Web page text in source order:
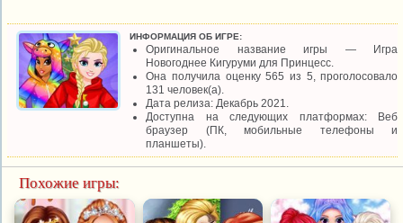
ИНФОРМАЦИЯ ОБ ИГРЕ:
Оригинальное название игры — Игра
Новогоднее Кигуруми для Принцесс.
Она получила оценку 565 из 5, проголосовало
131 человек(а).
Дата релиза: Декабрь 2021.
Доступна на следующих платформах: Веб
браузер (ПК, мобильные телефоны и
планшеты).
Похожие игры: